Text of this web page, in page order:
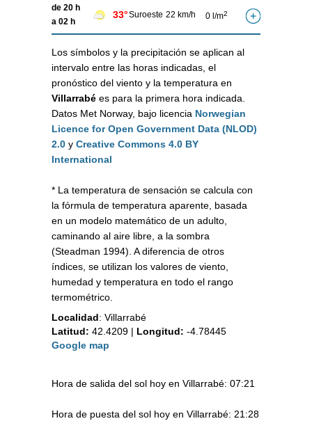
de 20 h
a 02 h
33°Suroeste 22 km/h 0 l/m2
Los símbolos y la precipitación se aplican al
intervalo entre las horas indicadas, el
pronóstico del viento y la temperatura en
Villarrabé es para la primera hora indicada.
Datos Met Norway, bajo licencia Norwegian
Licence for Open Government Data (NLOD)
2.0 y Creative Commons 4.0 BY
International
* La temperatura de sensación se calcula con
la fórmula de temperatura aparente, basada
en un modelo matemático de un adulto,
caminando al aire libre, a la sombra
(Steadman 1994). A diferencia de otros
índices, se utilizan los valores de viento,
humedad y temperatura en todo el rango
termométrico.
Localidad: Villarrabé
Latitud: 42.4209 | Longitud: -4.78445
Google map
Hora de salida del sol hoy en Villarrabé: 07:21
Hora de puesta del sol hoy en Villarrabé: 21:28